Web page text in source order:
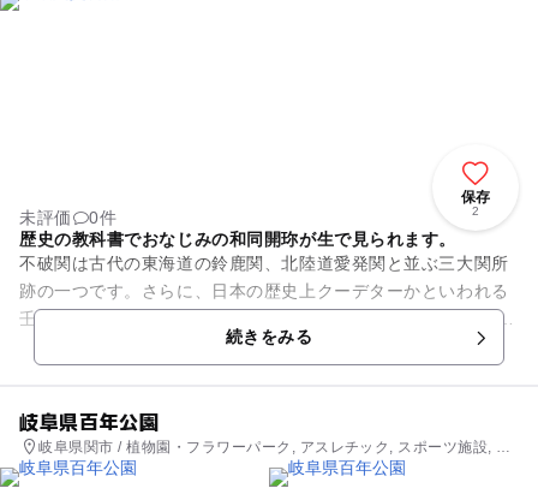
保存
2
未評価
0件
歴史の教科書でおなじみの和同開珎が生で見られます。
不破関は古代の東海道の鈴鹿関、北陸道愛発関と並ぶ三大関所
跡の一つです。さらに、日本の歴史上クーデターかといわれる
壬申の乱の大舞台がこの不破で展開されました。 古代三関は、
この不破関以外は、所在...続きをみる
岐阜県百年公園
岐阜県関市 / 植物園・フラワーパーク, アスレチック, スポーツ施設, 公
園・総合公園